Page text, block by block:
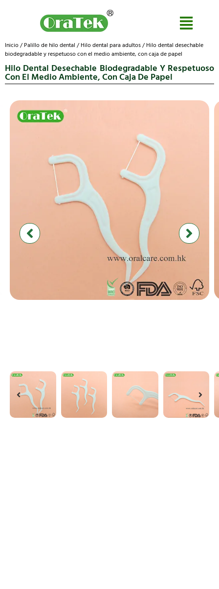
Inicio/ Palillo de hilo dental / Hilo dental para adultos/ Hilo dental desechable
biodegradable y respetuoso con el medio ambiente, con caja de papel
Hilo Dental Desechable Biodegradable Y Respetuoso
Con El Medio Ambiente, Con Caja De Papel